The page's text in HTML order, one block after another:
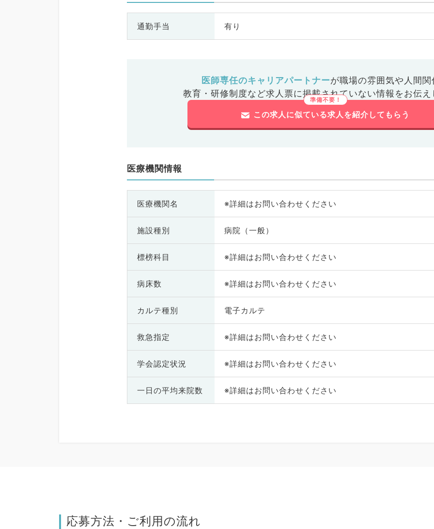
通勤手当 有り
医師専任のキャリアパートナーが職場の雰囲気や人間関
教育・研修制度など求人票に掲載されていない情報をお伝え
この求人に似ている求人を紹介してもらう
医療機関情報
医療機関名 ※詳細はお問い合わせください
施設種別 病院（一般）
標榜科目 ※詳細はお問い合わせください
病床数 ※詳細はお問い合わせください
カルテ種別 電子カルテ
救急指定 ※詳細はお問い合わせください
学会認定状況 ※詳細はお問い合わせください
一日の平均来院数 ※詳細はお問い合わせください
応募方法・ご利用の流れ